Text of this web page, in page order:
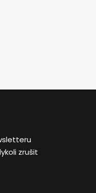
zrušit